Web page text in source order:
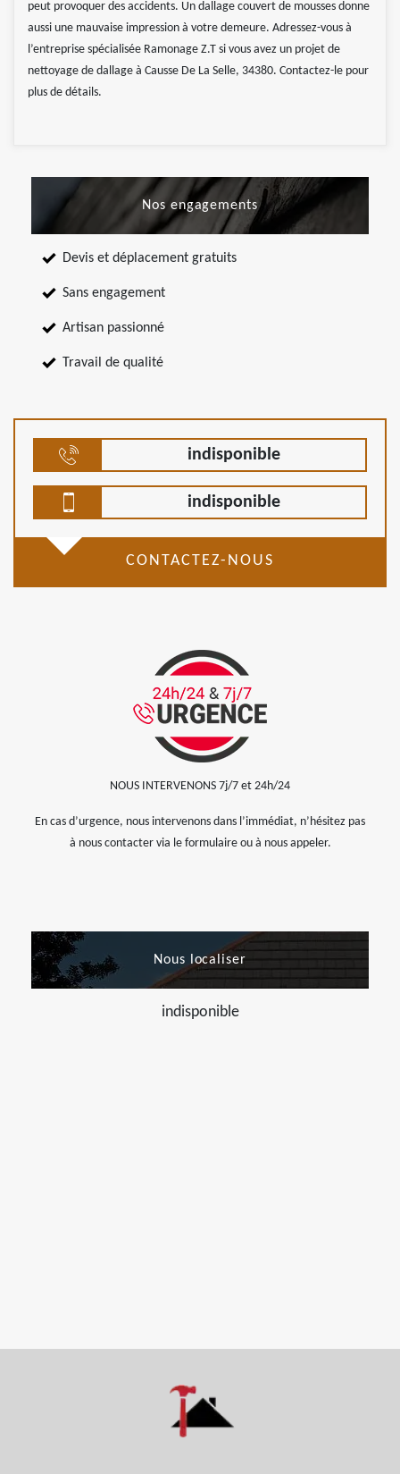
peut provoquer des accidents. Un dallage couvert de mousses donne
aussi une mauvaise impression à votre demeure. Adressez-vous à
l’entreprise spécialisée Ramonage Z.T si vous avez un projet de
nettoyage de dallage à Causse De La Selle, 34380. Contactez-le pour
plus de détails.
Nos engagements
Devis et déplacement gratuits
Sans engagement
Artisan passionné
Travail de qualité
indisponible
indisponible
CONTACTEZ-NOUS
NOUS INTERVENONS 7j/7 et 24h/24
En cas d’urgence, nous intervenons dans l’immédiat, n’hésitez pas
à nous contacter via le formulaire ou à nous appeler.
Nous localiser
indisponible